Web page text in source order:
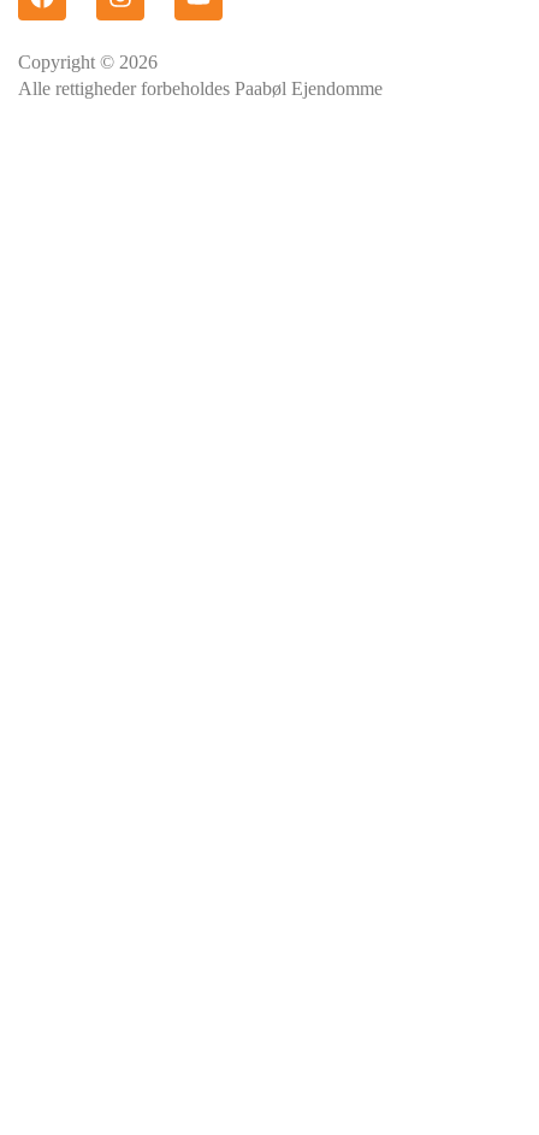
Copyright © 2026
Alle rettigheder forbeholdes Paabøl Ejendomme